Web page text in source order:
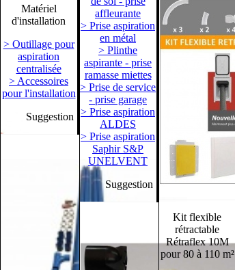
Matériel
d'installation
> Outillage pour
aspiration
centralisée
> Accessoires
pour l'installation
Suggestion
affleurante
> Prise aspiration
en métal
> Plinthe
aspirante - prise
ramasse miettes
> Prise de service
- prise garage
> Prise aspiration
ALDES
> Prise aspiration
Saphir S&P
UNELVENT
Suggestion
Kit flexible
rétractable
Rétraflex 10M
pour 80 à 110 m²